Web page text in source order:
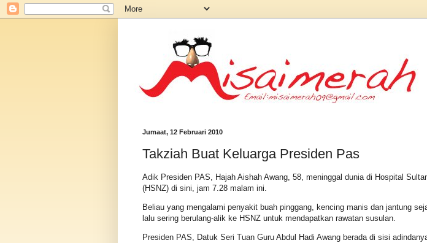
Jumaat, 12 Februari 2010
Takziah Buat Keluarga Presiden Pas
Adik Presiden PAS, Hajah Aishah Awang, 58, meninggal dunia di Hospital
(HSNZ) di sini, jam 7.28 malam ini.
Beliau yang mengalami penyakit buah pinggang, kencing manis dan jantung
lalu sering berulang-alik ke HSNZ untuk mendapatkan rawatan susulan.
Presiden PAS, Datuk Seri Tuan Guru Abdul Hadi Awang berada di sisi